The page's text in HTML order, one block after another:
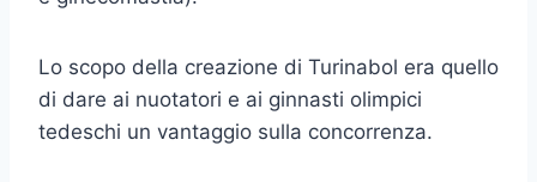
Lo scopo della creazione di Turinabol era quello
di dare ai nuotatori e ai ginnasti olimpici
tedeschi un vantaggio sulla concorrenza.